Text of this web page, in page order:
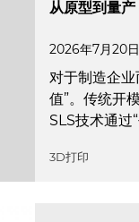
从原型到量
2026年7月20日
对于制造企业
值”。传统开
SLS技术通过
3D打印